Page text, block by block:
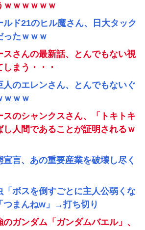
ｗｗｗｗｗｗ
ルド21のヒル魔さん、日大タック
ったｗｗｗ
スさんの最新話、とんでもない視
まう・・・
人のエレンさん、とんでもないぐ
ｗｗｗ
スのシャンクスさん、「トキトキ
人間であることが証明されるｗ
宣言、あの重要産業を破壊し尽く
「ボスを倒すごとに主人公弱くな
つまんねw」→打ち切り
のガンダム「ガンダムバエル」、